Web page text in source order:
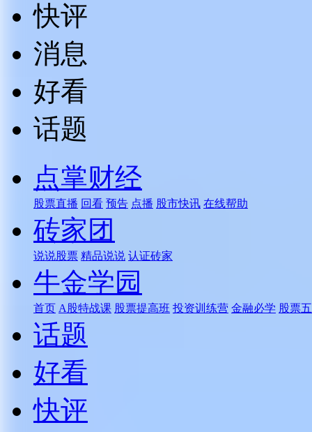
快评
消息
好看
话题
点掌财经
股票直播 回看 预告 点播 股市快讯 在线帮助
砖家团
说说股票 精品说说 认证砖家
牛金学园
首页 A股特战课 股票提高班 投资训练营 金融必学 股票
话题
好看
快评